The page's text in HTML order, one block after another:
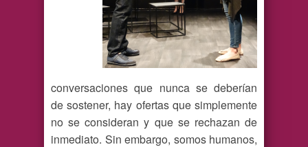
conversaciones que nunca se deberían
de sostener, hay ofertas que simplemente
no se consideran y que se rechazan de
inmediato. Sin embargo, somos humanos,